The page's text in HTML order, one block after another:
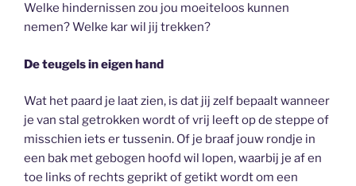
Welke hindernissen zou jou moeiteloos kunnen
nemen? Welke kar wil jij trekken?
De teugels in eigen hand
Wat het paard je laat zien, is dat jij zelf bepaalt wanneer
je van stal getrokken wordt of vrij leeft op de steppe of
misschien iets er tussenin. Of je braaf jouw rondje in
een bak met gebogen hoofd wil lopen, waarbij je af en
toe links of rechts geprikt of getikt wordt om een